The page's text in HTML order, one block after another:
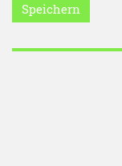
Speichern